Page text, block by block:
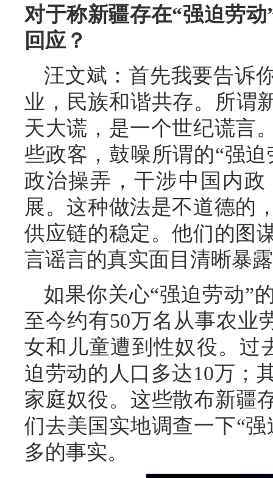
对于称新疆存在“强迫劳
回应？
汪文斌：首先我要告诉
业，民族和谐共存。所谓
天大谎，是一个世纪谎言
些政客，鼓噪所谓的“强
政治操弄，干涉中国内
展。这种做法是不道德的
供应链的稳定。他们的图
言谣言的真实面目清晰暴
如果你关心“强迫劳动”
至今约有50万名从事农业
女和儿童遭到性奴役。过
迫劳动的人口多达10万；
家庭奴役。这些散布新疆
们去美国实地调查一下“
多的事实。